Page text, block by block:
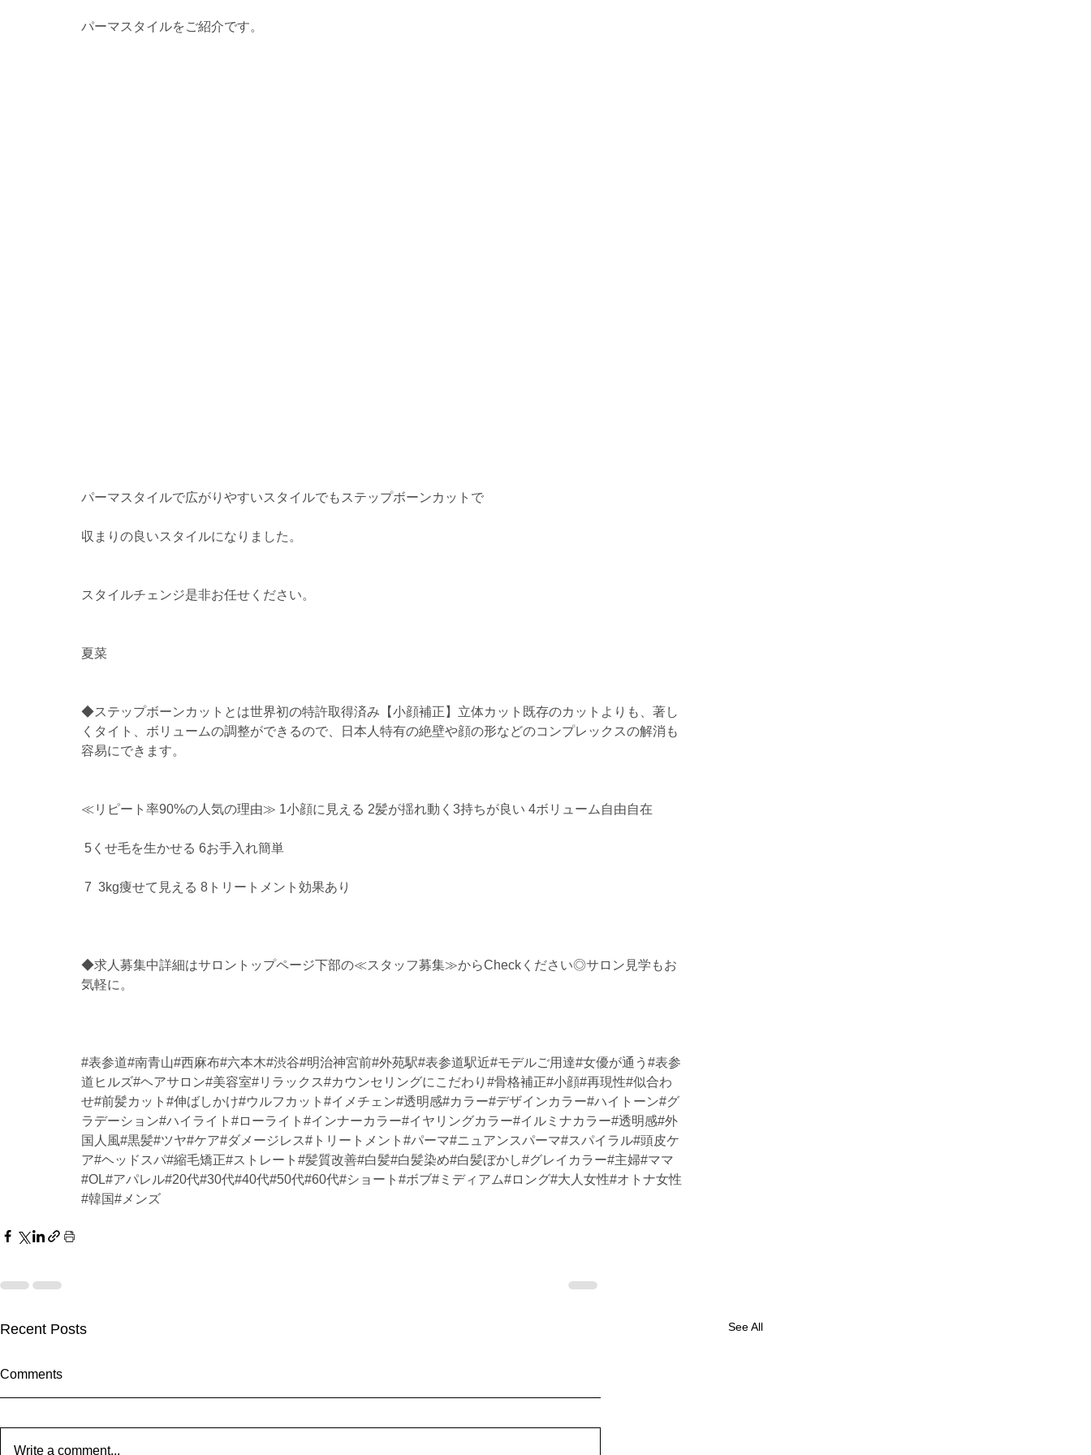
パーマスタイルをご紹介です。
パーマスタイルで広がりやすいスタイルでもステップボーンカットで
収まりの良いスタイルになりました。
スタイルチェンジ是非お任せください。
夏菜
◆ステップボーンカットとは世界初の特許取得済み【小顔補正】立体カット既存のカットよりも、著し
くタイト、ボリュームの調整ができるので、日本人特有の絶壁や顔の形などのコンプレックスの解消も
容易にできます。
≪リピート率90%の人気の理由≫ 1小顔に見える 2髪が揺れ動く3持ちが良い 4ボリューム自由自在
5くせ毛を生かせる 6お手入れ簡単
7  3kg痩せて見える 8トリートメント効果あり
◆求人募集中詳細はサロントップページ下部の≪スタッフ募集≫からCheckください◎サロン見学もお
気軽に。
#表参道#南青山#西麻布#六本木#渋谷#明治神宮前#外苑駅#表参道駅近#モデルご用達#女優が通う#表参
道ヒルズ#ヘアサロン#美容室#リラックス#カウンセリングにこだわり#骨格補正#小顔#再現性#似合わ
せ#前髪カット#伸ばしかけ#ウルフカット#イメチェン#透明感#カラー#デザインカラー#ハイトーン#グ
ラデーション#ハイライト#ローライト#インナーカラー#イヤリングカラー#イルミナカラー#透明感#外
国人風#黒髪#ツヤ#ケア#ダメージレス#トリートメント#パーマ#ニュアンスパーマ#スパイラル#頭皮ケ
ア#ヘッドスパ#縮毛矯正#ストレート#髪質改善#白髪#白髪染め#白髪ぼかし#グレイカラー#主婦#ママ
#OL#アパレル#20代#30代#40代#50代#60代#ショート#ボブ#ミディアム#ロング#大人女性#オトナ女性
#韓国#メンズ
Recent Posts See All
Comments
Write a comment...